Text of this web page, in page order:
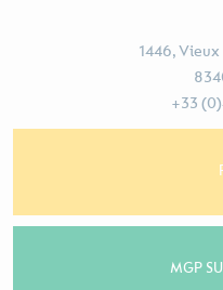
1446, Vieux
+33
MGP